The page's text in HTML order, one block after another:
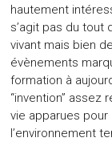
hautement
s’agit pas du tout
vivant mais bien
évènements
formation à
“invention” assez
vie apparues
l’environnement